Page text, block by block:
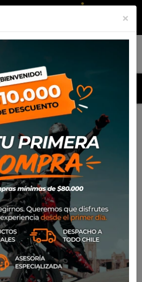
Equipamiento Para el piloto
Rodillera Z-Frame Jr
×